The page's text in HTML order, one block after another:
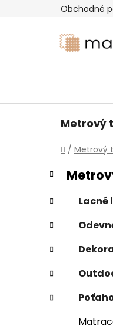
Obchodné
Metrový
Domov
/ Metrový
B
o
č
ý
p
n
e
l
Preskočiť
kategórie
K
a
e
g
ó
r
i
e
Lacné